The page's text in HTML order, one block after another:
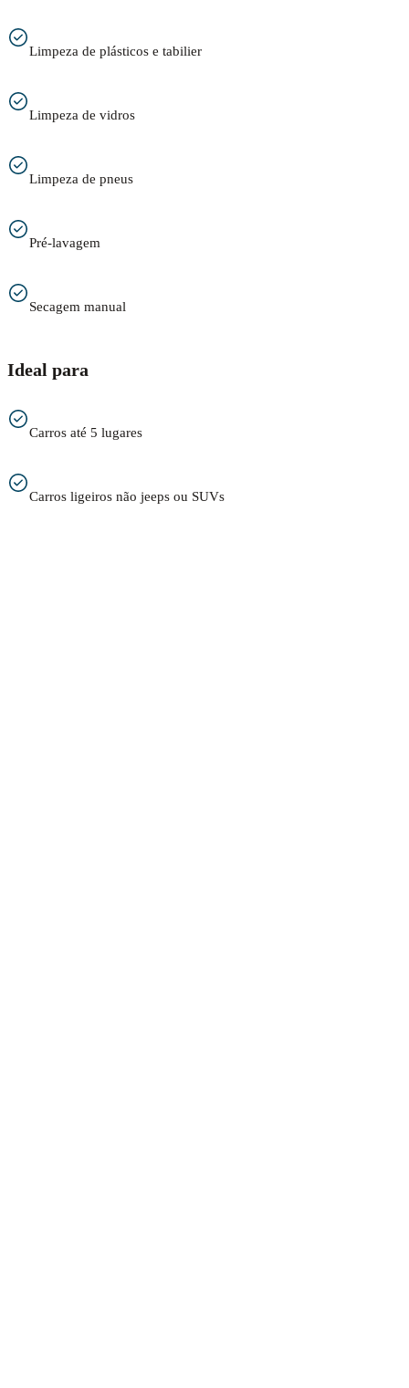
Limpeza de plásticos e tabilier
Limpeza de vidros
Limpeza de pneus
Pré-lavagem
Secagem manual
Ideal para
Carros até 5 lugares
Carros ligeiros não jeeps ou SUVs